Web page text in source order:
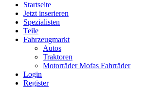
Startseite
Jetzt inserieren
Spezialisten
Teile
Fahrzeugmarkt
Autos
Traktoren
Motorräder Mofas Fahrräder
Login
Register